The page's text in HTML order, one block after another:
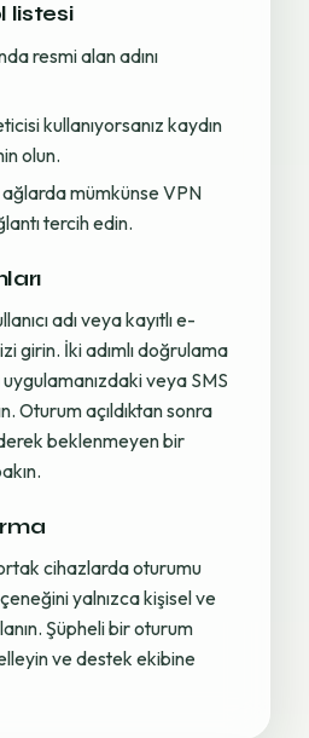
listesi
resmi alan adını
kullanıyorsanız kaydın
olun.
mümkünse VPN
tercih edin.
adı veya kayıtlı e-
girin. İki adımlı doğrulama
veya SMS
Oturum açıldıktan sonra
beklenmeyen bir
cihazlarda oturumu
yalnızca kişisel ve
Şüpheli bir oturum
ve destek ekibine